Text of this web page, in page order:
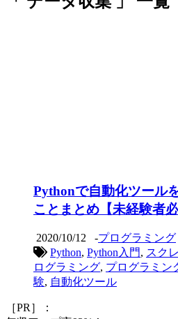
Pythonで自動化ツール
ことまとめ【未経験者必
2020/10/12 -プログラミング
Python, Python入門, スク
ログラミング, プログラミン
験, 自動化ツール
［PR］：